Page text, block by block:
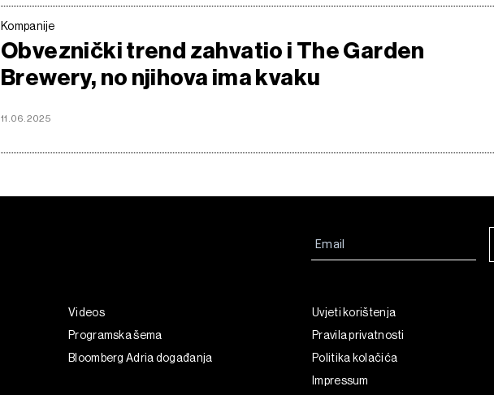
Kompanije
Obveznički trend zahvatio i The Garden
Brewery, no njihova ima kvaku
11.06.2025
Videos
Programska šema
Bloomberg Adria događanja
Uvjeti korištenja
Pravila privatnosti
Politika kolačića
Impressum